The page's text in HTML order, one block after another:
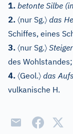
1. betonte Silbe
2. 〈nur Sg.〉 das
Schiffes, eines
3. 〈nur Sg.〉
des
4. 〈Geol.〉 das
vulkanische H.